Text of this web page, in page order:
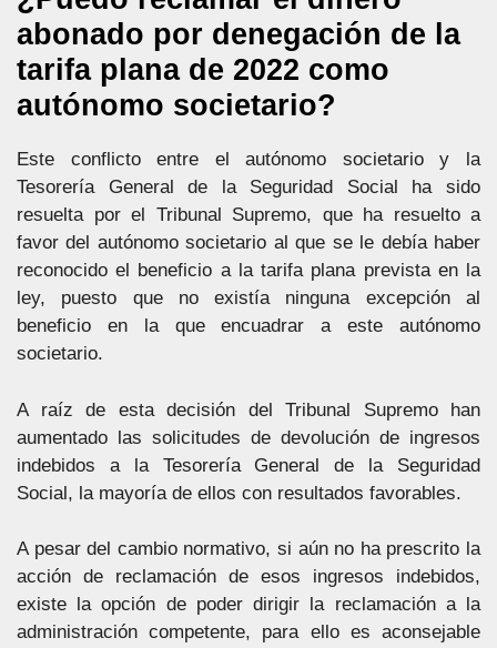
abonado por denegación de la
tarifa plana de 2022 como
autónomo societario?
Este conflicto entre el autónomo societario y la
Tesorería General de la Seguridad Social ha sido
resuelta por el Tribunal Supremo, que ha resuelto a
favor del autónomo societario al que se le debía haber
reconocido el beneficio a la tarifa plana prevista en la
ley, puesto que no existía ninguna excepción al
beneficio en la que encuadrar a este autónomo
societario.
A raíz de esta decisión del Tribunal Supremo han
aumentado las solicitudes de devolución de ingresos
indebidos a la Tesorería General de la Seguridad
Social, la mayoría de ellos con resultados favorables.
A pesar del cambio normativo, si aún no ha prescrito la
acción de reclamación de esos ingresos indebidos,
existe la opción de poder dirigir la reclamación a la
administración competente, para ello es aconsejable